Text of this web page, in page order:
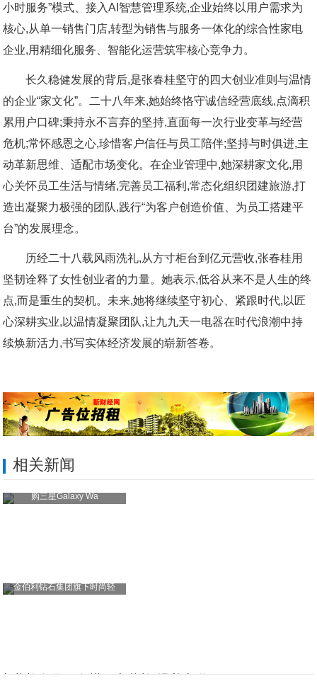
小时服务”模式、接入AI智慧管理系统,企业始终以用户需求为
核心,从单一销售门店,转型为销售与服务一体化的综合性家电
企业,用精细化服务、智能化运营筑牢核心竞争力。
长久稳健发展的背后,是张春桂坚守的四大创业准则与温情
的企业“家文化”。二十八年来,她始终恪守诚信经营底线,点滴积
累用户口碑;秉持永不言弃的坚持,直面每一次行业变革与经营
危机;常怀感恩之心,珍惜客户信任与员工陪伴;坚持与时俱进,主
动革新思维、适配市场变化。在企业管理中,她深耕家文化,用
心关怀员工生活与情绪,完善员工福利,常态化组织团建旅游,打
造出凝聚力极强的团队,践行“为客户创造价值、为员工搭建平
台”的发展理念。
历经二十八载风雨洗礼,从方寸柜台到亿元营收,张春桂用
坚韧诠释了女性创业者的力量。她表示,低谷从来不是人生的终
点,而是重生的契机。未来,她将继续坚守初心、紧跟时代,以匠
心深耕实业,以温情凝聚团队,让九九天一电器在时代浪潮中持
续焕新活力,书写实体经济发展的崭新答卷。
相关新闻
购三星Galaxy Wa
金伯利钻石集团旗下时尚轻